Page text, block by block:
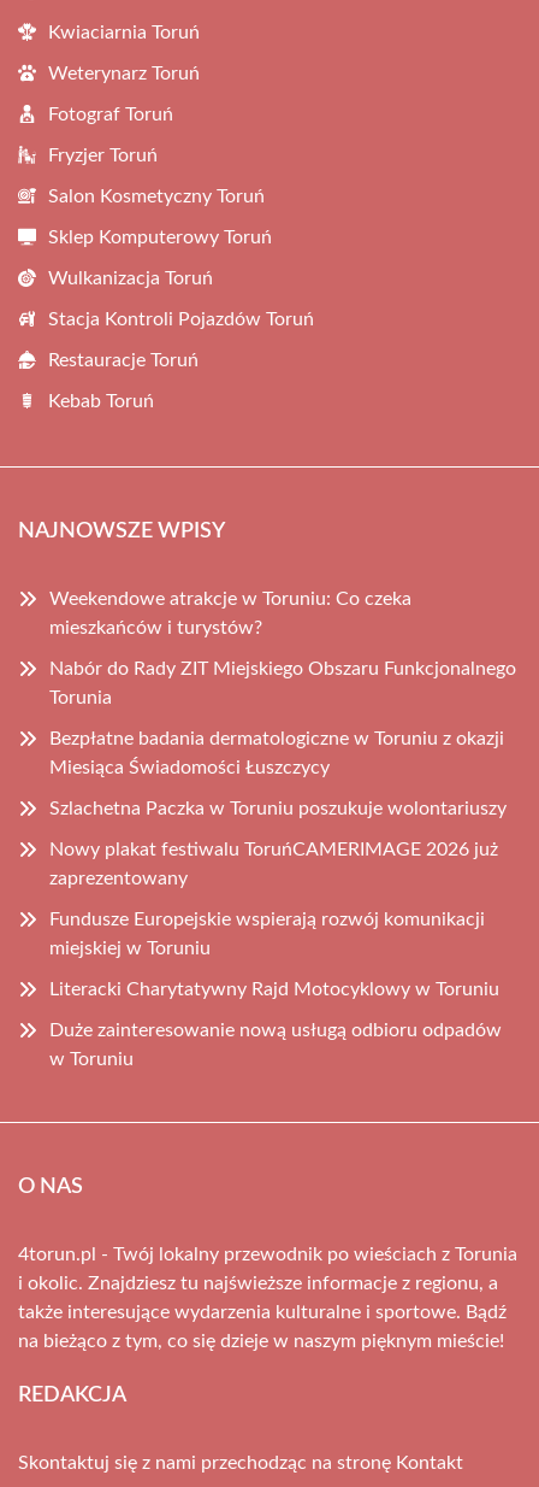
Kwiaciarnia Toruń
Weterynarz Toruń
Fotograf Toruń
Fryzjer Toruń
Salon Kosmetyczny Toruń
Sklep Komputerowy Toruń
Wulkanizacja Toruń
Stacja Kontroli Pojazdów Toruń
Restauracje Toruń
Kebab Toruń
NAJNOWSZE WPISY
Weekendowe atrakcje w Toruniu: Co czeka
mieszkańców i turystów?
Nabór do Rady ZIT Miejskiego Obszaru Funkcjonalnego
Torunia
Bezpłatne badania dermatologiczne w Toruniu z okazji
Miesiąca Świadomości Łuszczycy
Szlachetna Paczka w Toruniu poszukuje wolontariuszy
Nowy plakat festiwalu ToruńCAMERIMAGE 2026 już
zaprezentowany
Fundusze Europejskie wspierają rozwój komunikacji
miejskiej w Toruniu
Literacki Charytatywny Rajd Motocyklowy w Toruniu
Duże zainteresowanie nową usługą odbioru odpadów
w Toruniu
O NAS
4torun.pl - Twój lokalny przewodnik po wieściach z Torunia
i okolic. Znajdziesz tu najświeższe informacje z regionu, a
także interesujące wydarzenia kulturalne i sportowe. Bądź
na bieżąco z tym, co się dzieje w naszym pięknym mieście!
REDAKCJA
Skontaktuj się z nami przechodząc na stronę Kontakt